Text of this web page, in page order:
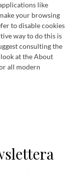
like
your browsing
to disable cookies
way to do this is
consulting the
atthe About
all modern